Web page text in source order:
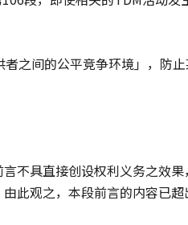
者之间的公平竞争环境」，防
不具直接创设权利义务之效
此观之，本段前言的内容已